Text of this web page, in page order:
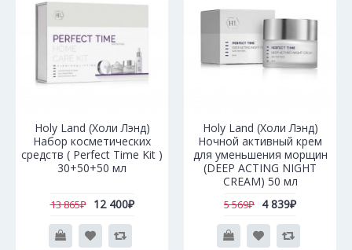
Holy Land (Холи Лэнд)
Набор косметических
средств ( Perfect Time Kit )
30+50+50 мл
13 865₽ 12 400₽
Holy Land (Холи Лэнд)
Ночной активный крем
для уменьшения морщин
(DEEP ACTING NIGHT
CREAM) 50 мл
5 569₽ 4 839₽